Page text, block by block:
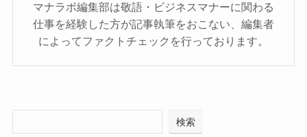
マナラボ編集部は敬語・ビジネスマナーに関わる
仕事を経験した方が記事執筆をおこない、編集者
によってファクトチェックを行っております。
検索